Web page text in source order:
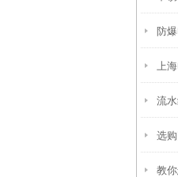
防
上
流
选
教